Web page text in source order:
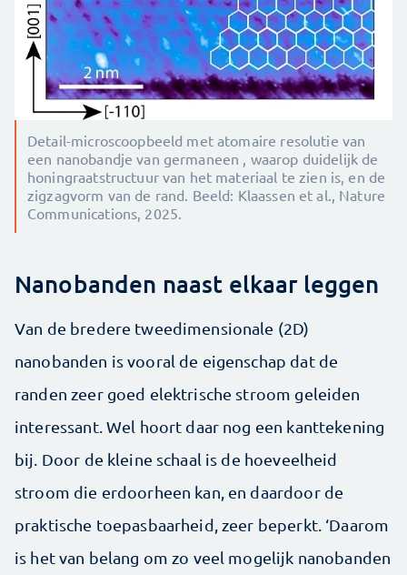
Detail-microscoopbeeld met atomaire resolutie van
een nanobandje van germaneen , waarop duidelijk de
honingraatstructuur van het materiaal te zien is, en de
zigzagvorm van de rand. Beeld: Klaassen et al., Nature
Communications, 2025.
Nanobanden naast elkaar leggen
Van de bredere tweedimensionale (2D)
nanobanden is vooral de eigenschap dat de
randen zeer goed elektrische stroom geleiden
interessant. Wel hoort daar nog een kanttekening
bij. Door de kleine schaal is de hoeveelheid
stroom die erdoorheen kan, en daardoor de
praktische toepasbaarheid, zeer beperkt. ‘Daarom
is het van belang om zo veel mogelijk nanobanden